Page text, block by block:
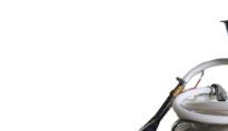
(Tỉnh
RĂNG CÁN THÉP 18 "/
DÙNG CÔNG NGHIỆP